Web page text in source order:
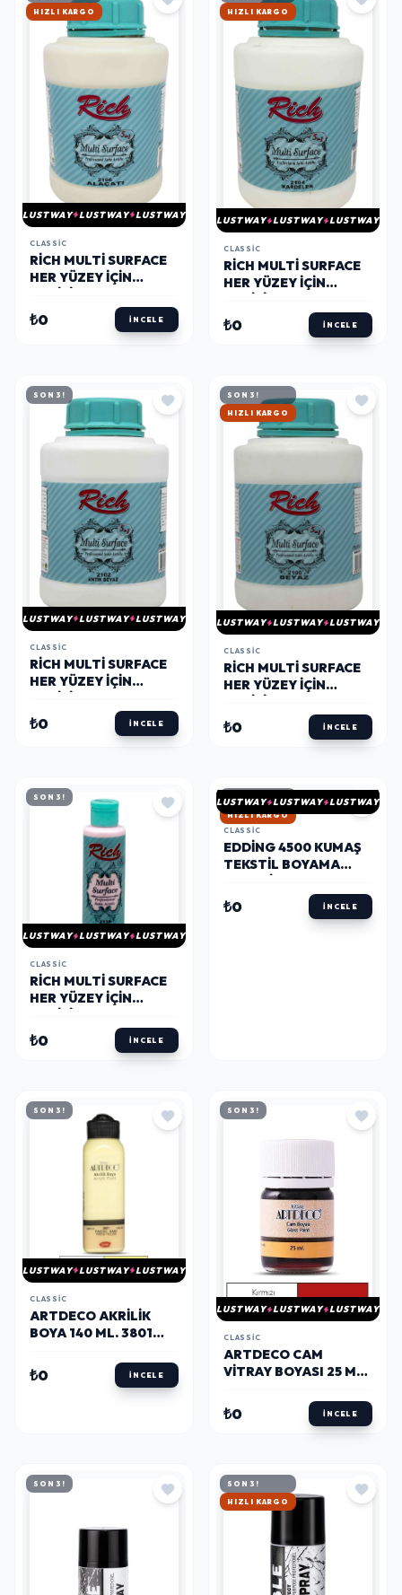
HIZLI KARGO
LUSTWAY LUSTWAY LUSTWAY
CLASSIC
RICH MULTI SURFACE
HER YÜZEY İÇIN
GR. 2106 ALAÇATI
₺0 İNCELE
HIZLI KARGO
LUSTWAY LUSTWAY LUSTWAY
CLASSIC
RICH MULTI SURFACE
HER YÜZEY İÇIN
GR. 2104 KARDELEN
₺0 İNCELE
SON 3!
LUSTWAY LUSTWAY LUSTWAY
CLASSIC
RICH MULTI SURFACE
HER YÜZEY İÇIN
GR. 2102 ANTİK BEYAZ
₺0 İNCELE
SON 3!
HIZLI KARGO
LUSTWAY LUSTWAY LUSTWAY
CLASSIC
RICH MULTI SURFACE
HER YÜZEY İÇIN
GR. 2100 BEYAZ
₺0 İNCELE
SON 3!
LUSTWAY LUSTWAY LUSTWAY
CLASSIC
RICH MULTI SURFACE
HER YÜZEY İÇIN
2138 BEBEK PEMBE
₺0 İNCELE
SON 3!
HIZLI KARGO
LUSTWAY LUSTWAY LUSTWAY
CLASSIC
EDDING 4500 KUMAŞ
TEKSTIL BOYAMA
₺0 İNCELE
SON 3!
LUSTWAY LUSTWAY LUSTWAY
CLASSIC
ARTDECO AKRILIK
BOYA 140 ML. 3801
₺0 İNCELE
SON 3!
LUSTWAY LUSTWAY LUSTWAY
CLASSIC
ARTDECO CAM
VITRAY BOYASI 25 ML.
₺0 İNCELE
SON 3!
SON 3!
HIZLI KARGO